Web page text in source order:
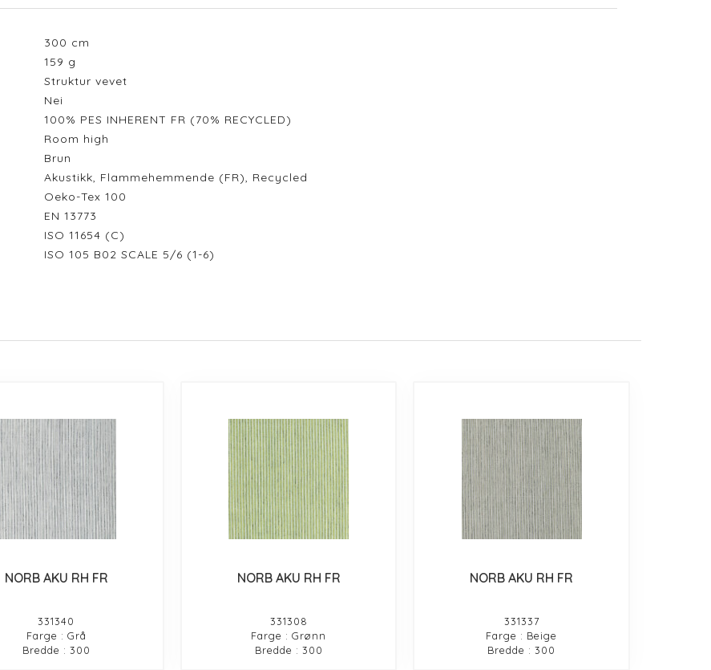
300 cm
159 g
Struktur vevet
Nei
100% PES INHERENT FR (70% RECYCLED)
Room high
Brun
Akustikk, Flammehemmende (FR), Recycled
Oeko-Tex 100
EN 13773
ISO 11654 (C)
ISO 105 B02 SCALE 5/6 (1-6)
NORB AKU RH FR
331340
Farge : Grå
Bredde : 300
NORB AKU RH FR
331308
Farge : Grønn
Bredde : 300
NORB AKU RH FR
331337
Farge : Beige
Bredde : 300